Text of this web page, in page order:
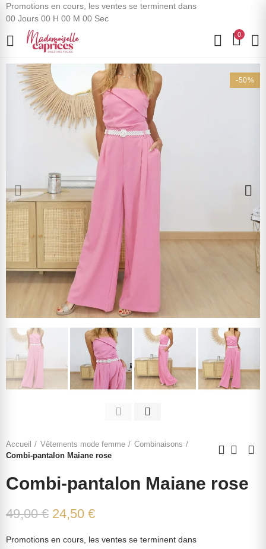
Promotions en cours, les ventes se terminent dans
00 Jours 00 H 00 M 00 Sec
0
-50%
Accueil Vêtements mode femme
Combinaisons
Combi-pantalon Maiane rose
Combi-pantalon Maiane rose
49,00 € 24,50 €
Promotions en cours, les ventes se terminent dans